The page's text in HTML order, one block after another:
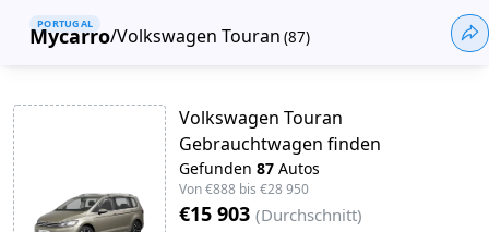
Mycarro
PORTUGAL
/Volkswagen Touran (87)
Volkswagen Touran
Gebrauchtwagen finden
Gefunden 87 Autos
Von€888 bis €28 950
€15 903 (Durchschnitt)